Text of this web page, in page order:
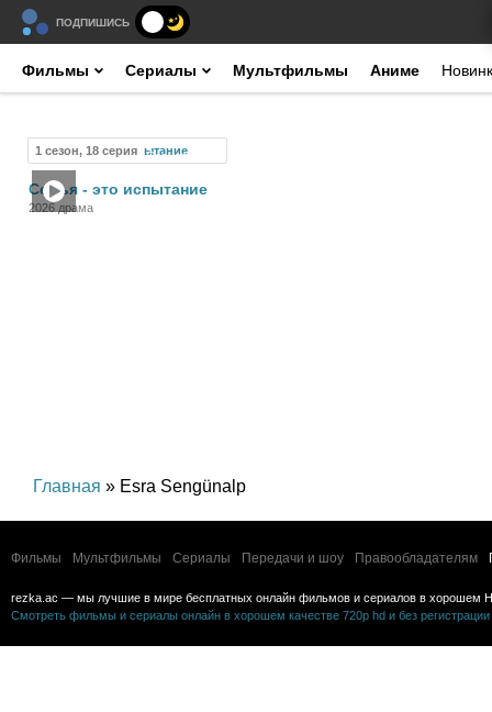
ПОДПИШИСЬ
Фильмы Сериалы Мультфильмы Аниме
1 сезон, 18 серия Сериал
Семья - это испытание
2026 драма
Главная » Esra Sengünalp
Фильмы Мультфильмы Сериалы Передачи и шоу Правообладателям
rezka.ac — мы лучшие в мире бесплатных онлайн фильмов и сериалов в хорошем
Смотреть фильмы и сериалы онлайн в хорошем качестве 720p hd и без